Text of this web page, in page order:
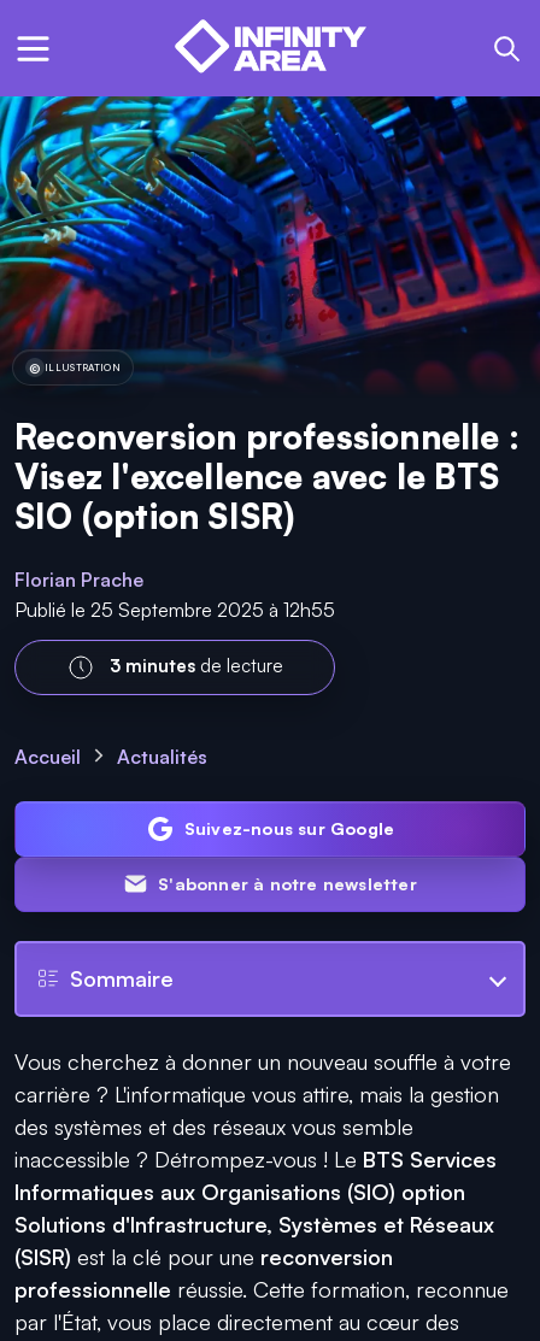
ILLUSTRATION
Reconversion professionnelle :
Visez l'excellence avec le BTS
SIO (option SISR)
Florian Prache
Publié le 25 Septembre 2025 à 12h55
3 minutes de lecture
Accueil Actualités
Suivez-nous sur Google
S'abonner à notre newsletter
Sommaire
Vous cherchez à donner un nouveau souffle à votre
carrière ? L'informatique vous attire, mais la gestion
des systèmes et des réseaux vous semble
inaccessible ? Détrompez-vous ! Le BTS Services
Informatiques aux Organisations (SIO) option
Solutions d'Infrastructure, Systèmes et Réseaux
(SISR) est la clé pour une reconversion
professionnelle réussie. Cette formation, reconnue
par l'État, vous place directement au cœur des